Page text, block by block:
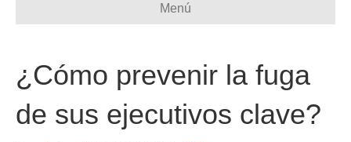
Menú
¿Cómo prevenir la fuga
de sus ejecutivos clave?